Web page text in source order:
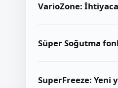
VarioZone:
Süper Soğutma
SuperFreeze: Yeni